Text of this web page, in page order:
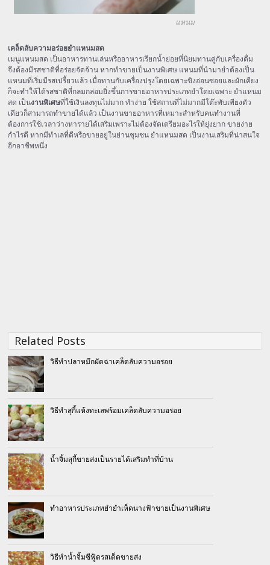
แหนม
เคล็ดลับความอร่อยยำแหนมสด
เมนูแหนมสด เป็นอาหารทานเล่นหรืออาหารเรียกน้ำย่อยที่นิยมทานคู่กับเครื่องดื่ม
จึงต้องมีรสชาติที่อร่อยจัดจ้าน หากทำขายเป็นงานพิเศษ แหนมที่นำมายำต้องเป็น
แหนมที่เริ่มมีรสเปรี้ยวแล้ว เมื่อทานกับเครื่องปรุงโดยเฉพาะขิงอ่อนซอยและผักเคียง
ก็จะทำให้ได้รสชาติที่กลมกล่อมยิ่งขึ้นการขายอาหารประเภทยำโดยเฉพาะ ยำแหนม
สด เป็นงานพิเศษที่ใช้เงินลงทุนไม่มาก ทำง่าย ใช้สถานที่ไม่มากมีโต๊ะพับเพียงตัว
เดียวก็สามารถทำขายได้แล้ว เป็นงานขายอาหารที่เหมาะสำหรับคนทำงานที่
ต้องการใช้เวลาว่างหารายได้เสริมเพราะไม่ต้องจัดเตรียมอะไรให้ยุ่งยาก ขายง่าย
กำไรดี หากมีทำเลที่ดีหรือขายอยู่ในย่านชุมชน ยำแหนมสด เป็นงานเสริมที่น่าสนใจ
อีกอาชีพหนึ่ง
Related Posts
วิธีทำปลาหมึกผัดฉ่าเคล็ดลับความอร่อย
วิธีทำสุกี้แห้งทะเลพร้อมเคล็ดลับความอร่อย
น้ำจิ้มสุกี้ขายส่งเป็นรายได้เสริมทำที่บ้าน
ทำอาหารประเภทยำยำเห็ดนางฟ้าขายเป็นงานพิเศษ
วิธีทำน้ำจิ้มซีฟู้ดรสเด็ดขายส่ง